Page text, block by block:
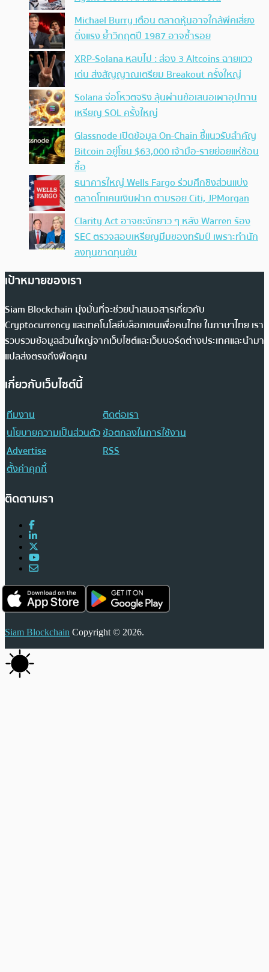
Michael Burry เตือน ตลาดหุ้นอาจใกล้พีคเสี่ยง
ดิ่งแรง ย้ำวิกฤตปี 1987 อาจซ้ำรอย
XRP-Solana หลบไป : ส่อง 3 Altcoins ฉายแวว
เด่น ส่งสัญญาณเตรียม Breakout ครั้งใหญ่
Solana จ่อโหวตจริง ลุ้นผ่านข้อเสนอเผาอุปทาน
เหรียญ SOL ครั้งใหญ่
Glassnode เปิดข้อมูล On-Chain ชี้แนวรับสำคัญ
Bitcoin อยู่โซน $63,000 เจ้ามือ-รายย่อยแห่ช้อน
ซื้อ
ธนาคารใหญ่ Wells Fargo ร่วมศึกชิงส่วนแบ่ง
ตลาดโทเคนเงินฝาก ตามรอย Citi, JPMorgan
Clarity Act อาจชะงักยาว ๆ หลัง Warren ร้อง
SEC ตรวจสอบเหรียญมีมของทรัมป์ เพราะทำนัก
ลงทุนขาดทุนยับ
เป้าหมายของเรา
Siam Blockchain มุ่งมั่นที่จะช่วยนำเสนอสารเกี่ยวกับ
Cryptocurrency และเทคโนโลยีบล็อกเชนเพื่อคนไทย ในภาษาไทย เรา
รวบรวมข้อมูลส่วนใหญ่จากเว็บไซต์และเว็บบอร์ดต่างประเทศและนำมา
แปลส่งตรงถึงฟีดคุณ
เกี่ยวกับเว็บไซต์นี้
ทีมงาน
ติดต่อเรา
นโยบายความเป็นส่วนตัวข้อตกลงในการใช้งาน
Advertise
RSS
ตั้งค่าคุกกี้
ติดตามเรา
Siam Blockchain Copyright © 2026.